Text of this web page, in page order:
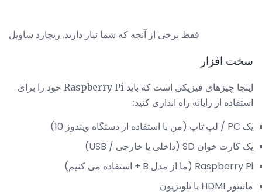
فقط برخی از آنچه که شما نیاز دارید. ریچارد ساویل
سخت افزار
اینجا چیزهای فیزیکی است که باید Raspberry Pi خود را برای
استفاده از رایانه راه اندازی کنید:
یک PC / لپ تاپ (من با استفاده از دستگاه ویندوز 10)
یک کارت خوان SD (داخلی یا خارجی / USB)
Raspberry Pi (ما از مدل B + استفاده می کنیم)
مانیتور HDMI یا تلویزیون